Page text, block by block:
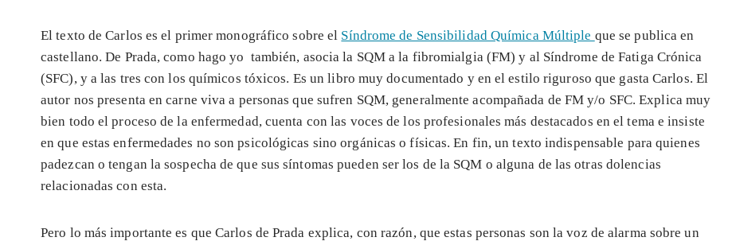
El texto de Carlos es el primer monográfico sobre el Síndrome de Sensibilidad Química Múltiple que se publica en
castellano. De Prada, como hago yo también, asocia la SQM a la fibromialgia (FM) y al Síndrome de Fatiga Crónica
(SFC), y a las tres con los químicos tóxicos. Es un libro muy documentado y en el estilo riguroso que gasta Carlos. El
autor nos presenta en carne viva a personas que sufren SQM, generalmente acompañada de FM y/o SFC. Explica muy
bien todo el proceso de la enfermedad, cuenta con las voces de los profesionales más destacados en el tema e insiste
en que estas enfermedades no son psicológicas sino orgánicas o físicas. En fin, un texto indispensable para quienes
padezcan o tengan la sospecha de que sus síntomas pueden ser los de la SQM o alguna de las otras dolencias
relacionadas con esta.
Pero lo más importante es que Carlos de Prada explica, con razón, que estas personas son la voz de alarma sobre un